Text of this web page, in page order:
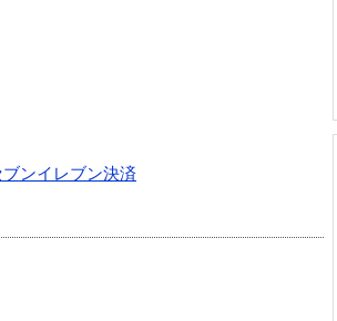
ブンイレブン決済